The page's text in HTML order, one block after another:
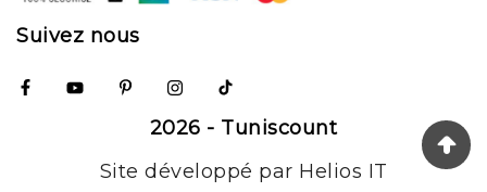
Suivez nous
2026 - Tuniscount
Site développé par Helios IT